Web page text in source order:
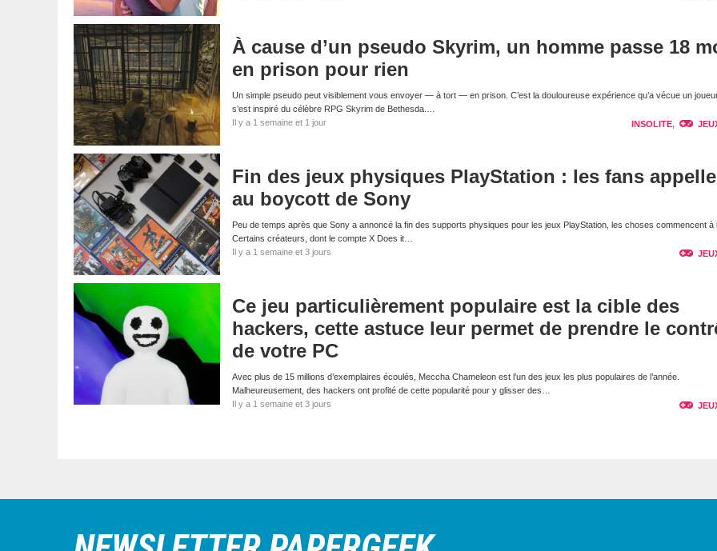
À cause d’un pseudo Skyrim, un homme passe 18
en prison pour rien
Un simple pseudo peut visiblement vous envoyer — à tort — en prison. C’est la douloureuse expérience qu’a vécue un
s’est inspiré du célèbre RPG Skyrim de Bethesda.…
Il y a 1 semaine et 1 jour
INSOLITE,
Fin des jeux physiques PlayStation : les fans
au boycott de Sony
Peu de temps après que Sony a annoncé la fin des supports physiques pour les jeux PlayStation, les choses commencent à
Certains créateurs, dont le compte X Does it…
Il y a 1 semaine et 3 jours
Ce jeu particulièrement populaire est la cible des
hackers, cette astuce leur permet de prendre le
de votre PC
Avec plus de 15 millions d’exemplaires écoulés, Meccha Chameleon est l’un des jeux les plus populaires de l’année.
Malheureusement, des hackers ont profité de cette popularité pour y glisser des…
Il y a 1 semaine et 3 jours